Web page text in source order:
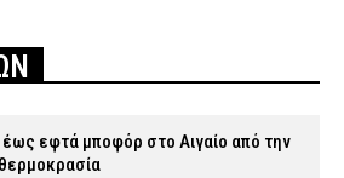
έως εφτά μποφόρ στο Αιγαίο από την